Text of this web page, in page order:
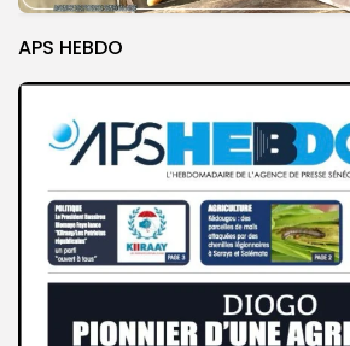
APS HEBDO